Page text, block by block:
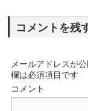
コメントを残
メールアドレスが
欄は必須項目です
コメント